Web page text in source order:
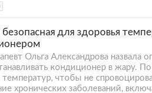
безопасная для здоровья
Ольга Александрова назвала
кондиционер в жару.
температур, чтобы не
хронических заболеваний,